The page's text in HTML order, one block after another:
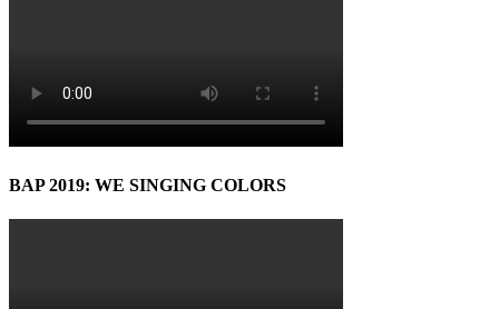
BAP 2019: WE SINGING COLORS